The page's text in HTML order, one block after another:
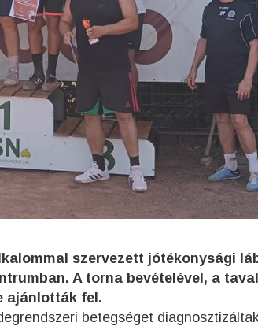
szervezett jótékonysági
A torna bevételével, a
ajánlották fel.
betegséget